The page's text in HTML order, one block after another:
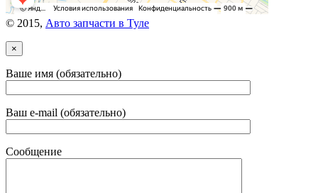
© 2015, Авто запчасти в Туле
×
Ваше имя (обязательно)
Ваш e-mail (обязательно)
Сообщение